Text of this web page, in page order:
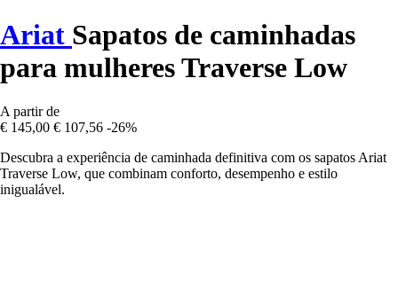
Ariat Sapatos de caminhadas
para mulheres Traverse Low
A partir de
€ 145,00 € 107,56 -26%
Descubra a experiência de caminhada definitiva com os sapatos Ariat
Traverse Low, que combinam conforto, desempenho e estilo
inigualável.